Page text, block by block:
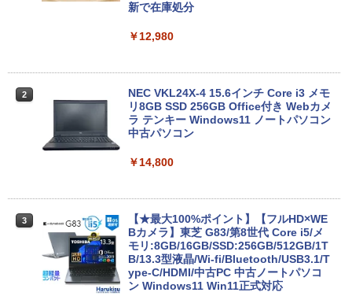
新で在庫処分
￥12,980
2
NEC VKL24X-4 15.6インチ Core i3 メモ
リ8GB SSD 256GB Office付き Webカメ
ラ テンキー Windows11 ノートパソコン
中古パソコン
￥14,800
3
【★最大100%ポイント】【フルHD×WE
Bカメラ】東芝 G83/第8世代 Core i5/メ
モリ:8GB/16GB/SSD:256GB/512GB/1T
B/13.3型液晶/Wi-fi/Bluetooth/USB3.1/T
ype-C/HDMI/中古PC 中古ノートパソコ
ン Windows11 Win11正式対応